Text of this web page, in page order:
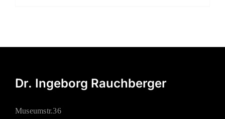
Dr. Ingeborg Rauchberger
Museumstr.36